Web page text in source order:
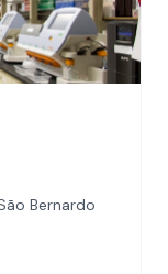
Bernardo